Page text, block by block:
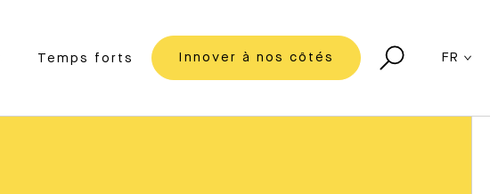
Temps forts Innover à nos côtés FR